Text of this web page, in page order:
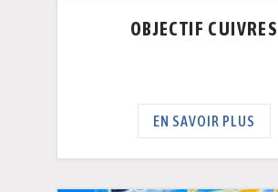
OBJECTIF CUIVRES
EN SAVOIR PLUS